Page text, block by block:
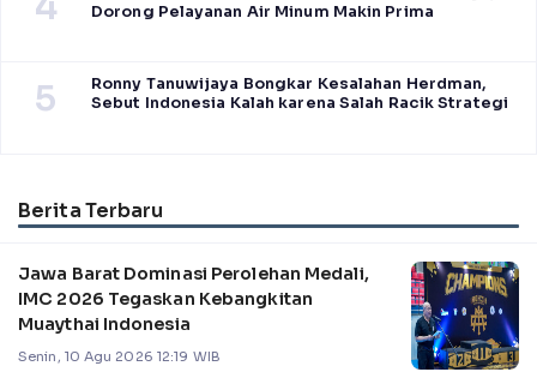
Dorong Pelayanan Air Minum Makin Prima
5
Ronny Tanuwijaya Bongkar Kesalahan Herdman,
Sebut Indonesia Kalah karena Salah Racik Strategi
Berita Terbaru
Jawa Barat Dominasi Perolehan Medali,
IMC 2026 Tegaskan Kebangkitan
Muaythai Indonesia
Senin, 10 Agu 2026 12:19 WIB